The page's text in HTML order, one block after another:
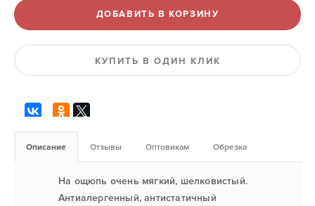
ДОБАВИТЬ В КОРЗИНУ
КУПИТЬ В ОДИН КЛИК
Описание Отзывы Оптовикам Обрезка
На ощюпь очень мягкий, шелковистый.
Антиалергенный, антистатичный